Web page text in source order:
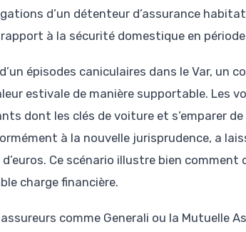
d’un détenteur d’assurance
à la sécurité domestique en
épisodes caniculaires dans le Var, un
estivale de manière supportable. Les
dont les clés de voiture et s’emparer
à la nouvelle jurisprudence, a
Ce scénario illustre bien
charge financière.
comme Generali ou la Mutuelle